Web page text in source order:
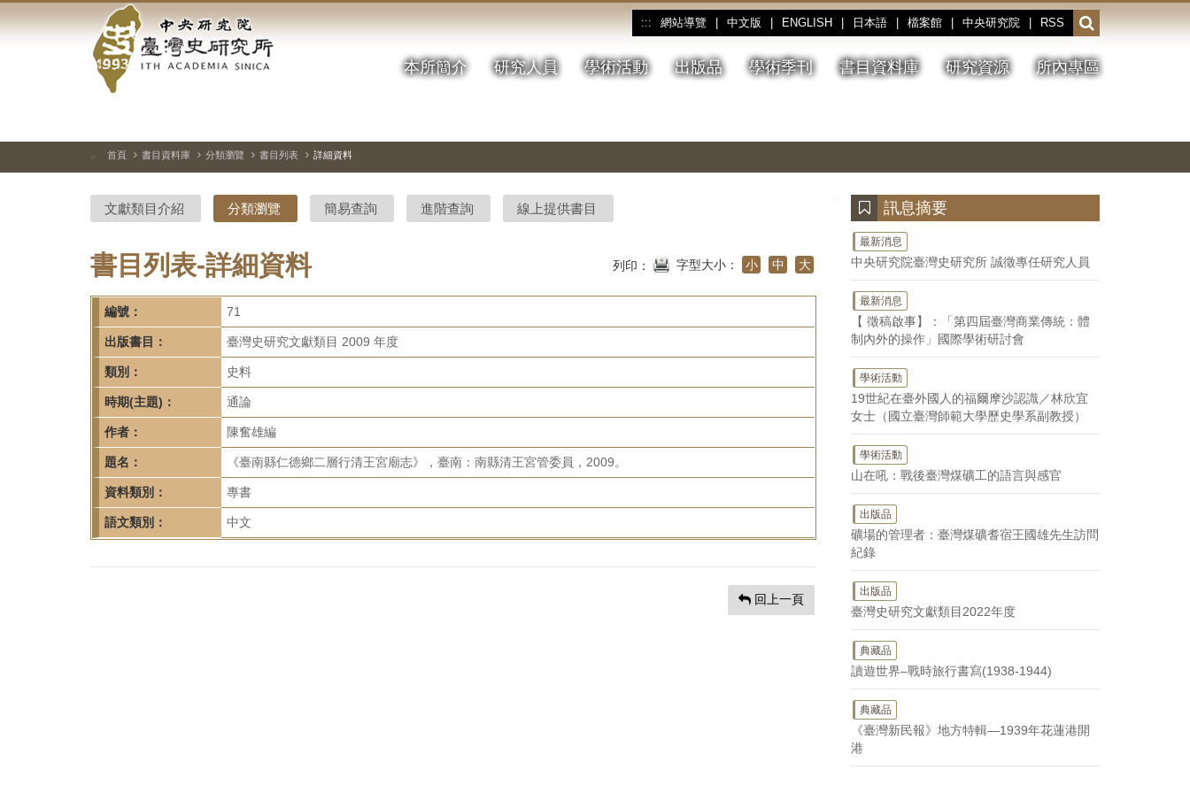
到
中
央
研
院-
臺
灣
史
研
究
所-
首
頁
::: 網站導覽 中文版 ENGLISH 日本語 檔案館 中央研究院 RSS
開
啟
或
收
本所簡介 研究人員 學術活動 出版品 學術季刊 書目資料庫 研究資源 所內專區
停、
圖
圖
結
::: 首頁 書目資料庫 分類瀏覽 書目列表 詳細資料
文獻類目介紹 分類瀏覽 簡易查詢 進階查詢 線上提供書目
書目列表-詳細資料 列印： 字型大小： 小 中 大
編號： 71
出版書目： 臺灣史研究文獻類目 2009 年度
類別： 史料
時期(主題)： 通論
作者： 陳奮雄編
題名： 《臺南縣仁德鄉二層行清王宮廟志》，臺南：南縣清王宮管委員，2009。
資料類別： 專書
語文類別： 中文
回上一頁
訊息摘要
最新消息
中央研究院臺灣史研究所 誠徵專任研究人員
最新消息
【 徵稿啟事】：「第四屆臺灣商業傳統：體
制內外的操作」國際學術研討會
學術活動
19世紀在臺外國人的福爾摩沙認識／林欣宜
女士（國立臺灣師範大學歷史學系副教授）
學術活動
山在吼：戰後臺灣煤礦工的語言與感官
出版品
礦場的管理者：臺灣煤礦耆宿王國雄先生訪問
紀錄
出版品
臺灣史研究文獻類目2022年度
典藏品
讀遊世界–戰時旅行書寫(1938-1944)
典藏品
《臺灣新民報》地方特輯—1939年花蓮港開
港